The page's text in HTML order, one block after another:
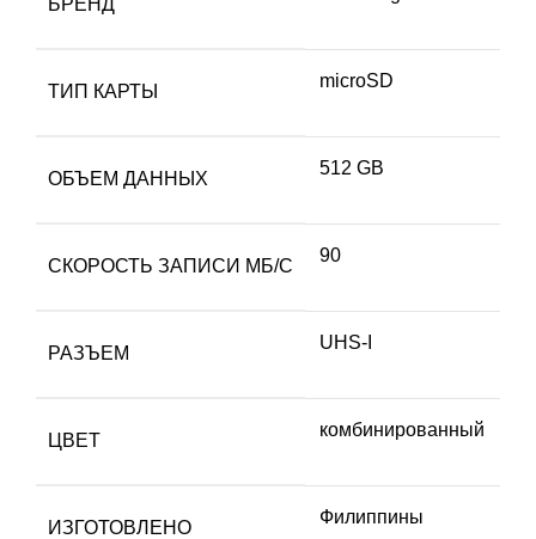
ТИП КАРТЫ
microSD
ОБЪЕМ ДАННЫХ
512 GB
СКОРОСТЬ ЗАПИСИ МБ/С
90
РАЗЪЕМ
UHS-I
ЦВЕТ
комбинированный
ИЗГОТОВЛЕНО
Филиппины